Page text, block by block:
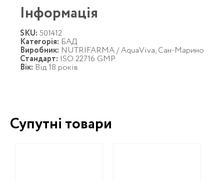
Інформація
SKU: 501412
Категорія: БАД
Виробник: NUTRIFARMA / AquaViva, Сан-Марино
Стандарт: ISO 22716 GMP
Вік: Від 18 років
Супутні товари